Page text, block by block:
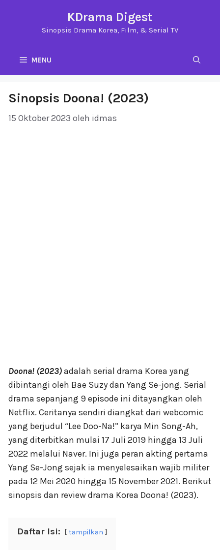
KDrama Digest
Sinopsis Drama Korea, Film, & Serial TV
MENU
Sinopsis Doona! (2023)
15 Oktober 2023 oleh idmas
Doona! (2023)adalah serial drama Korea yang
dibintangi oleh Bae Suzy dan Yang Se-jong. Serial
drama sepanjang 9 episode ini ditayangkan oleh
Netflix. Ceritanya sendiri diangkat dari webcomic
yang berjudul “Lee Doo-Na!” karya Min Song-Ah,
yang diterbitkan mulai 17 Juli 2019 hingga 13 Juli
2022 melalui Naver. Ini juga peran akting pertama
Yang Se-Jong sejak ia menyelesaikan wajib militer
pada 12 Mei 2020 hingga 15 November 2021. Berikut
sinopsis dan review drama Korea Doona! (2023).
Daftar Isi: tampilkan